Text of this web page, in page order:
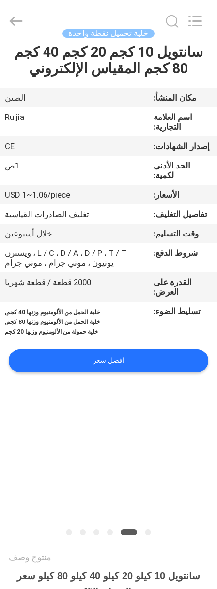
بيت
أشرطة
معلومات
جولة
المعمل
جودة
اتصل
اطلب
Instruments
Reserved.
خلية تحميل نقطة واحدة
سانتويل 10 كجم 20 كجم 40 كجم
80 كجم المقياس الإلكتروني
مكان المنشأ:
الصين
اسم العلامة
التجارية:
Ruijia
إصدار الشهادات:
CE
الحد الأدنى
لكمية:
1ص
الأسعار:
USD 1~1.06/piece
تفاصيل التغليف:
تغليف الصادرات القياسية
وقت التسليم:
خلال أسبوعين
شروط الدفع:
L / C ، D / A ، D / P ، T / T ، ويسترن
يونيون ، موني جرام ، موني جرام
القدرة على
العرض:
2000 قطعة / قطعة شهريا
تسليط الضوء: خلية الحمل من الألومنيوم وزنها 40 كجم ,
خلية الحمل من الألومنيوم وزنها 80 كجم ,
خلية حمولة من الألومنيوم وزنها 20 كجم
افضل سعر
منتوج وصف
سانتويل 10 كيلو 20 كيلو 40 كيلو 80 كيلو سعر